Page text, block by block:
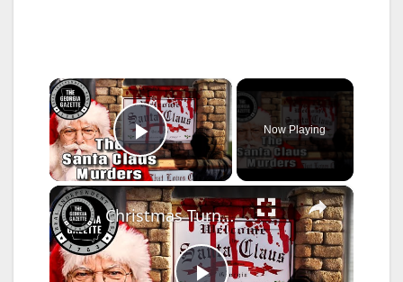
×
Play Video
Now Playing
×
Christmas Turned To Horror: The Santa Claus Murders